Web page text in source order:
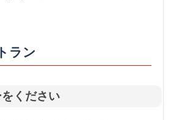
ラン
ください